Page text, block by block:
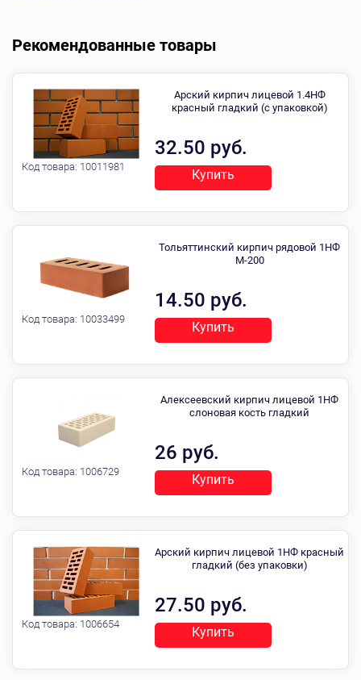
Рекомендованные товары
Код товара: 10011981
32.50 руб.
Арский кирпич лицевой 1.4НФ
красный гладкий (с упаковкой)
Купить
Код товара: 10033499
14.50 руб.
Тольяттинский кирпич рядовой 1НФ
М-200
Купить
Код товара: 1006729
26 руб.
Алексеевский кирпич лицевой 1НФ
слоновая кость гладкий
Купить
Код товара: 1006654
27.50 руб.
Арский кирпич лицевой 1НФ красный
гладкий (без упаковки)
Купить